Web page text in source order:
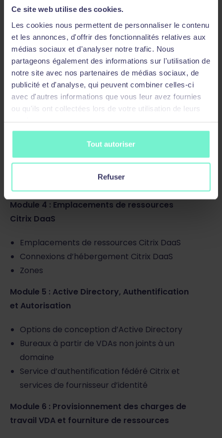
Ce site web utilise des cookies.
Les cookies nous permettent de personnaliser le contenu
et les annonces, d'offrir des fonctionnalités relatives aux
médias sociaux et d'analyser notre trafic. Nous
partageons également des informations sur l'utilisation de
notre site avec nos partenaires de médias sociaux, de
publicité et d'analyse, qui peuvent combiner celles-ci
avec d'autres informations que vous leur avez fournies
ou qu'ils ont collectées lors de votre utilisation de leurs
Tout autoriser
Refuser
emplacement de ressources
Résilience des connecteurs Cloud
Installation, mise à jour et suppression des
connecteurs Cloud
Scénarios de domaine pris en charge pour
les connecteurs Cloud
Sécurisation des communications des
connecteurs Cloud
Cache d’hôte local (LHC)
Comparaison des opérations entre le
Module 4 : Emplacements de ressources
Citrix DaaS
Emplacements de ressources Citrix DaaS
Connexions d’hébergement Citrix DaaS
Zones
Module 5 : Active Directory, Authentification
et Autorisation
Options de conception d’Active Directory
Bureaux à partir de VDAs non joints à un
domaine
Service d’authentification fédéré Citrix et
services de fournisseur d’identité
Module 6 : Provisionnement des charges de
travail VDA et fourniture de ressources